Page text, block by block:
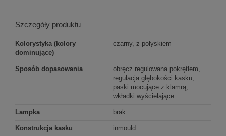
Szczegóły produktu
Kolorystyka (kolory
dominujące)
czarny, z połyskiem
Sposób dopasowania
obręcz regulowana pokrętłem,
regulacja głębokości kasku,
paski mocujące z klamrą,
wkładki wyścielające
Lampka brak
Konstrukcja kasku inmould